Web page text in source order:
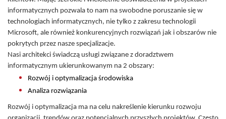
informatycznych pozwala to nam na swobodne poruszanie się w
technologiach informatycznych, nie tylko z zakresu technologii
Microsoft, ale również konkurencyjnych rozwiązań jak i obszarów nie
pokrytych przez nasze specjalizacje.
Nasi architekci świadczą usługi związane z doradztwem
informatycznym ukierunkowanym na 2 obszary:
Rozwój i optymalizacja środowiska
Analiza rozwiązania
Rozwój i optymalizacja ma na celu nakreślenie kierunku rozwoju